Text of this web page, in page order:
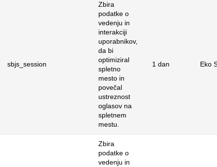
sbjs_session
Zbira
podatke o
vedenju in
interakciji
uporabnikov,
da bi
optimiziral
spletno
mesto in
povečal
ustreznost
oglasov na
spletnem
mestu.
1 dan Eko
Zbira
podatke o
vedenju in